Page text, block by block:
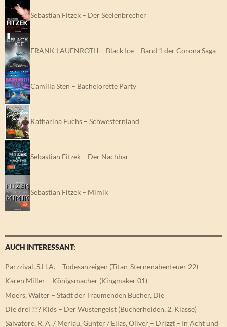
Sebastian Fitzek – Der Seelenbrecher
FRANK LAUENROTH – Black Ice – Band 1 der Corona Saga
Camilla Sten – Bachelorette Party
Katharina Fuchs – Schwesternland
Sebastian Fitzek – Der Nachbar
Sebastian Fitzek – Mimik
AUCH INTERESSANT:
Parzzival, S.H.A. – Todesanzeigen (Titan-Sternenabenteuer 22)
Karen Miller – Königsmacher (Kingmaker 01)
Moers, Walter – Stadt der Träumenden Bücher, Die
Die drei ??? Kids – Der Wüstengeist (Bücherhelden, 2. Klasse)
Salvatore, R. A. / Merlau, Günter / Elias, Oliver – Drizzt – In Acht und